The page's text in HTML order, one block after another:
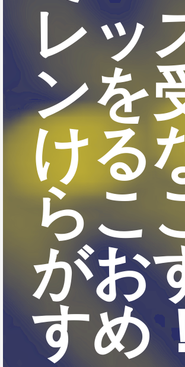
レッ
ンを
ける
らこ
がお
すめ